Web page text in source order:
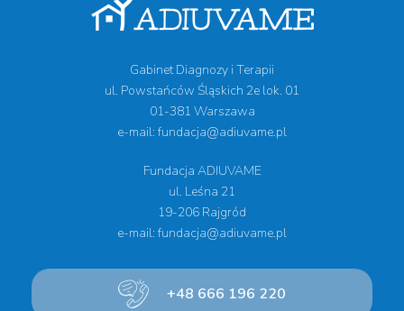
Gabinet Diagnozy i Terapii
ul. Powstańców Śląskich 2e lok. 01
01-381 Warszawa
e-mail: fundacja@adiuvame.pl
Fundacja ADIUVAME
ul. Leśna 21
19-206 Rajgród
e-mail: fundacja@adiuvame.pl
+48 666 196 220